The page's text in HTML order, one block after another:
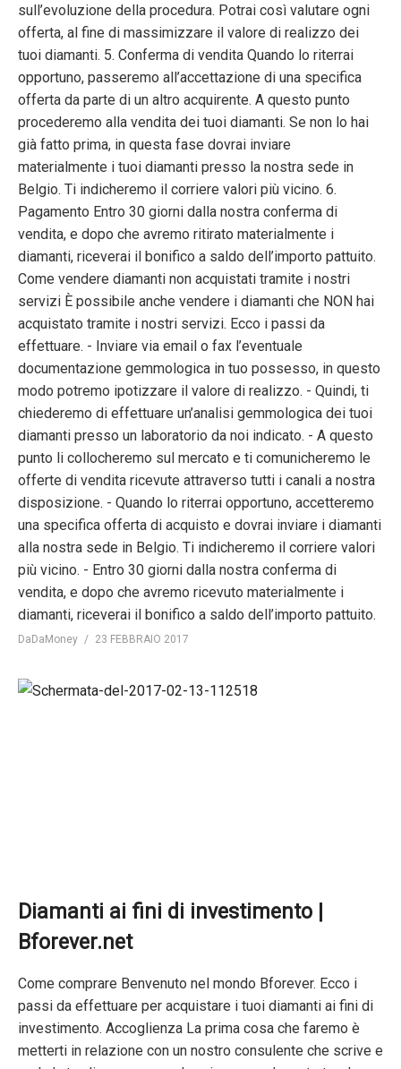
sull’evoluzione della procedura. Potrai così valutare ogni
offerta, al fine di massimizzare il valore di realizzo dei
tuoi diamanti. 5. Conferma di vendita Quando lo riterrai
opportuno, passeremo all’accettazione di una specifica
offerta da parte di un altro acquirente. A questo punto
procederemo alla vendita dei tuoi diamanti. Se non lo hai
già fatto prima, in questa fase dovrai inviare
materialmente i tuoi diamanti presso la nostra sede in
Belgio. Ti indicheremo il corriere valori più vicino. 6.
Pagamento Entro 30 giorni dalla nostra conferma di
vendita, e dopo che avremo ritirato materialmente i
diamanti, riceverai il bonifico a saldo dell’importo pattuito.
Come vendere diamanti non acquistati tramite i nostri
servizi È possibile anche vendere i diamanti che NON hai
acquistato tramite i nostri servizi. Ecco i passi da
effettuare. - Inviare via email o fax l’eventuale
documentazione gemmologica in tuo possesso, in questo
modo potremo ipotizzare il valore di realizzo. - Quindi, ti
chiederemo di effettuare un’analisi gemmologica dei tuoi
diamanti presso un laboratorio da noi indicato. - A questo
punto li collocheremo sul mercato e ti comunicheremo le
offerte di vendita ricevute attraverso tutti i canali a nostra
disposizione. - Quando lo riterrai opportuno, accetteremo
una specifica offerta di acquisto e dovrai inviare i diamanti
alla nostra sede in Belgio. Ti indicheremo il corriere valori
più vicino. - Entro 30 giorni dalla nostra conferma di
vendita, e dopo che avremo ricevuto materialmente i
diamanti, riceverai il bonifico a saldo dell’importo pattuito.
DaDaMoney 23 FEBBRAIO 2017
Diamanti ai fini di investimento |
Bforever.net
Come comprare Benvenuto nel mondo Bforever. Ecco i
passi da effettuare per acquistare i tuoi diamanti ai fini di
investimento. Accoglienza La prima cosa che faremo è
metterti in relazione con un nostro consulente che scrive e